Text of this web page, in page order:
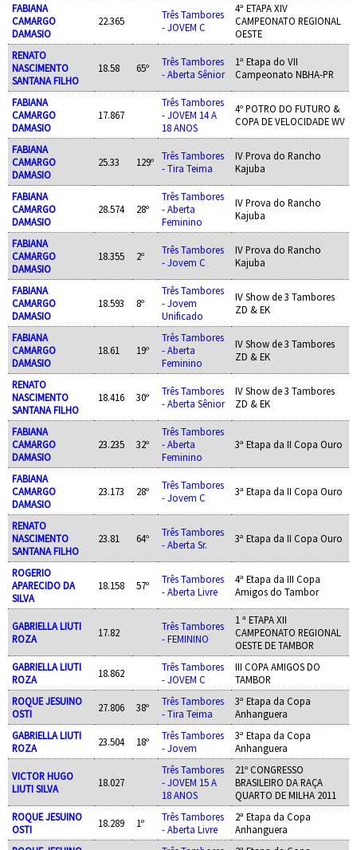
FABIANA
CAMARGO
DAMASIO
22.365
Três Tambores
- JOVEM C
4ª ETAPA XIV
CAMPEONATO REGIONAL
OESTE
RENATO
NASCIMENTO
SANTANA FILHO
18.58 65º
Três Tambores
- Aberta Sênior
1ª Etapa do VII
Campeonato NBHA-PR
FABIANA
CAMARGO
DAMASIO
17.867
Três Tambores
- JOVEM 14 A
18 ANOS
4º POTRO DO FUTURO &
COPA DE VELOCIDADE WV
FABIANA
CAMARGO
DAMASIO
25.33 129º
Três Tambores
- Tira Teima
IV Prova do Rancho
Kajuba
FABIANA
CAMARGO
DAMASIO
28.574 28º
Três Tambores
- Aberta
Feminino
IV Prova do Rancho
Kajuba
FABIANA
CAMARGO
DAMASIO
18.355 2º
Três Tambores
- Jovem C
IV Prova do Rancho
Kajuba
FABIANA
CAMARGO
DAMASIO
18.593 8º
Três Tambores
- Jovem
Unificado
IV Show de 3 Tambores
ZD & EK
FABIANA
CAMARGO
DAMASIO
18.61 19º
Três Tambores
- Aberta
Feminino
IV Show de 3 Tambores
ZD & EK
RENATO
NASCIMENTO
SANTANA FILHO
18.416 30º
Três Tambores
- Aberta Sênior
IV Show de 3 Tambores
ZD & EK
FABIANA
CAMARGO
DAMASIO
23.235 32º
Três Tambores
- Aberta
Feminino
3ª Etapa da II Copa Ouro
FABIANA
CAMARGO
DAMASIO
23.173 28º
Três Tambores
- Jovem C
3ª Etapa da II Copa Ouro
RENATO
NASCIMENTO
SANTANA FILHO
23.81 64º
Três Tambores
- Aberta Sr.
3ª Etapa da II Copa Ouro
ROGERIO
APARECIDO DA
SILVA
18.158 57º
Três Tambores
- Aberta Livre
4ª Etapa da III Copa
Amigos do Tambor
GABRIELLA LIUTI
ROZA
17.82
Três Tambores
- FEMININO
1 ª ETAPA XII
CAMPEONATO REGIONAL
OESTE DE TAMBOR
GABRIELLA LIUTI
ROZA
18.862
Três Tambores
- JOVEM C
III COPA AMIGOS DO
TAMBOR
ROQUE JESUINO
OSTI
27.806 38º
Três Tambores
- Tira Teima
3ª Etapa da Copa
Anhanguera
GABRIELLA LIUTI
ROZA
23.504 18º
Três Tambores
- Jovem
3ª Etapa da Copa
Anhanguera
VICTOR HUGO
LIUTI SILVA
18.027
Três Tambores
- JOVEM 15 A
18 ANOS
21º CONGRESSO
BRASILEIRO DA RAÇA
QUARTO DE MILHA 2011
ROQUE JESUINO
OSTI
18.289 1º
Três Tambores
- Aberta Livre
2ª Etapa da Copa
Anhanguera